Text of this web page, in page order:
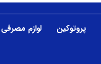
پروتوکین لوازم مصرفی